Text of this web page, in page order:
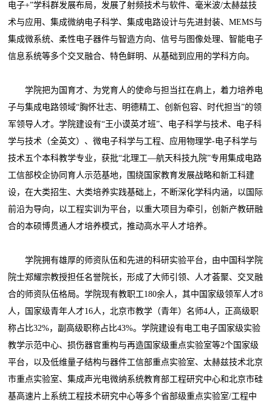
电子+”学科群发展布局，发展了射频技术与软件、毫米波/太赫兹技
术与应用、集成微纳电子科学、集成电路设计与先进封装、MEMS与
集成微系统、柔性电子器件与智造方向、信号与图像处理、智能电子
信息系统等多个交叉融合、特色鲜明、从基础到应用的学科方向。
学院把为国育才、为党育人的使命与担当扛在肩上，着力培养电
子与集成电路领域“胸怀壮志、明德精工、创新包容、时代担当”的领
军领导人才。学院建设有“王小谟英才班”、电子科学与技术、电子科
学与技术（全英文）、微电子科学与工程、应用物理学-电子科学与
技术五个本科教学专业，获批“北理工—航天科技九院”专用集成电路
工信部校企协同育人示范基地，围绕国家教育发展战略和新工科建
设，在大类招生、大类培养实践基础上，不断深化学科内涵，以国际
前沿为导向，以工程实训为平台，以重大项目为牵引，创新产教研融
合的本硕博贯通人才培养模式，推动高水平人才培养。
学院拥有雄厚的师资队伍和先进的科研实验平台，由中国科学院
院士郑耀宗教授担任名誉院长，形成了大师引领、人才荟聚、交叉融
合的师资队伍格局。学院现有教职工180余人，其中国家级领军人才8
人，国家级青年人才16人，北京市教学（青年）名师4人，正高级职
称占比32%，副高级职称占比43%。学院建设有电工电子国家级实验
教学示范中心、损伤器官重构与再造国家级重点实验室等2个国家级
平台，以及低维量子结构与器件工信部重点实验室、太赫兹技术北京
市重点实验室、集成声光电微纳系统教育部工程研究中心和北京市硅
基高速片上系统工程技术研究中心等多个省部级重点实验室/工程中